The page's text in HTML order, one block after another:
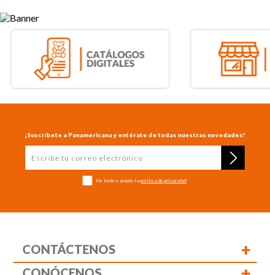
¡Suscríbete a Panamericana y entérate de todas nuestras novedades!
He leído y acepto la política de privacidad
CONTÁCTENOS +